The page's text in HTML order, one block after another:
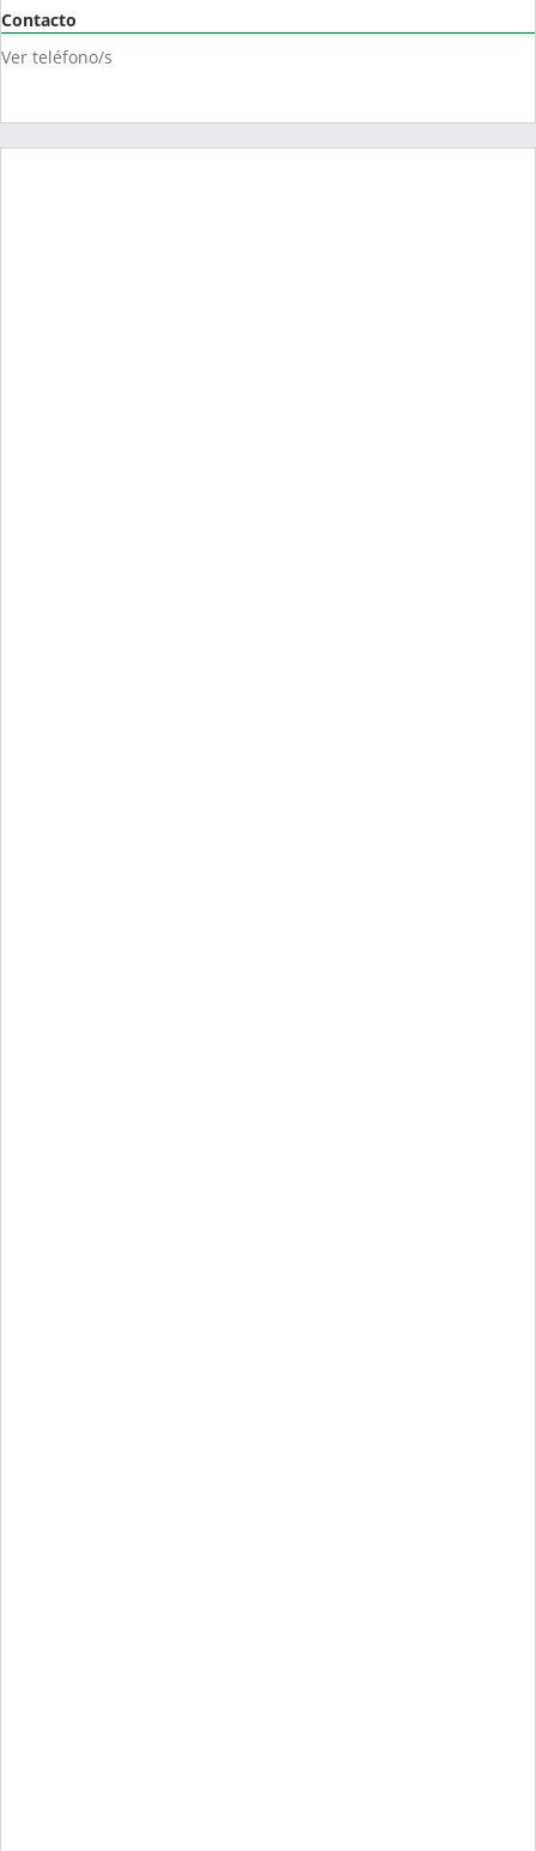
Contacto
Ver teléfono/s